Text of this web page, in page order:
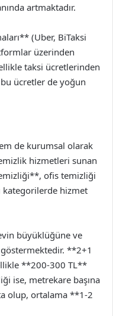
artmaktadır.
(Uber, BiTaksi
üzerinden
taksi ücretlerinden
ücretler de yoğun
de kurumsal olarak
hizmetleri sunan
ofis temizliği
kategorilerde hizmet
büyüklüğüne ve
**2+1
**200-300 TL**
ise, metrekare başına
olup, ortalama **1-2